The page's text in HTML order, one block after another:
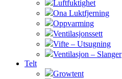
Luftfuktighet
Ona Luktfjerning
Oppvarming
Ventilasjonssett
Vifte – Utsugning
Ventilasjon – Slanger
Telt
Growtent